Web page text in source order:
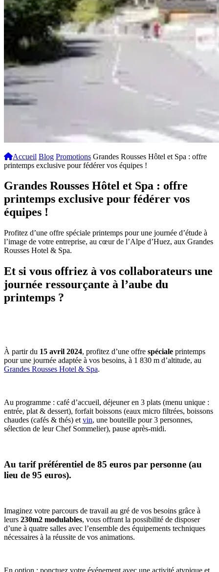
Accueil Blog Promotions Grandes Rousses Hôtel et Spa : offre
printemps exclusive pour fédérer vos équipes !
Grandes Rousses Hôtel et Spa : offre
printemps exclusive pour fédérer vos
équipes !
Profitez d’une offre spéciale printemps pour une journée d’étude à
l’image de votre entreprise, au cœur de l’Alpe d’Huez, aux Grandes
Rousses Hotel & Spa.
Et si vous offriez à vos collaborateurs une
journée ressourçante à l’aube du
printemps ?
À partir du 15 avril 2024, profitez d’une offre spéciale printemps
pour une journée adaptée à vos besoins, à 1 830 m d’altitude, au
Grandes Rousses Hotel & Spa.
Au programme : café d’accueil, déjeuner en 3 plats (menu unique :
entrée, plat & dessert), forfait boissons (eaux micro filtrées, boissons
chaudes (cafés & thés) et vin, une bouteille pour 3 personnes,
sélection de leur Chef Sommelier), pause après-midi.
Au tarif préférentiel de 85 euros par personne (au
lieu de 95 euros).
Imaginez votre parcours de travail au gré de vos besoins grâce à
leurs 230m2 modulables, vous offrant la possibilité de disposer
d’une à quatre salles avec l’ensemble des équipements techniques
nécessaires à la réussite de vos animations.
En option : ponctuez votre événement avec une activité atypique et